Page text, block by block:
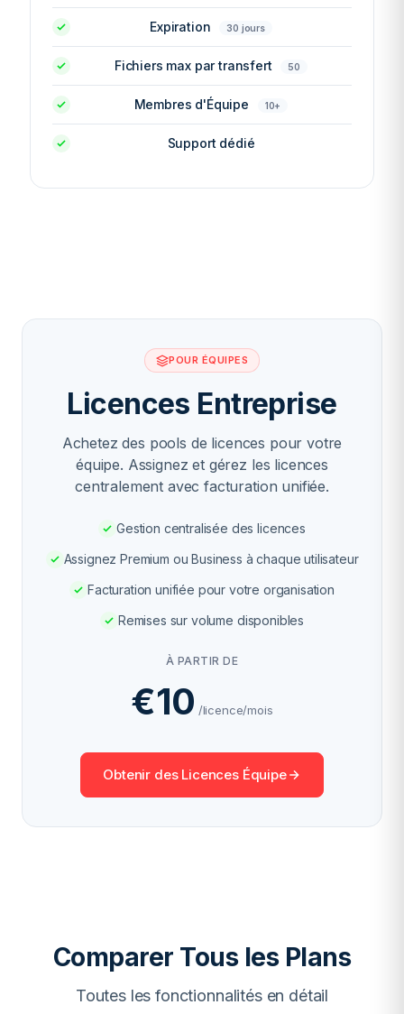
Expiration 30 jours
Fichiers max par transfert 50
Membres d'Équipe 10+
Support dédié
POUR ÉQUIPES
Licences Entreprise
Achetez des pools de licences pour votre
équipe. Assignez et gérez les licences
centralement avec facturation unifiée.
Gestion centralisée des licences
Assignez Premium ou Business à chaque utilisateur
Facturation unifiée pour votre organisation
Remises sur volume disponibles
À PARTIR DE
€10 /licence/mois
Obtenir des Licences Équipe
Comparer Tous les Plans
Toutes les fonctionnalités en détail